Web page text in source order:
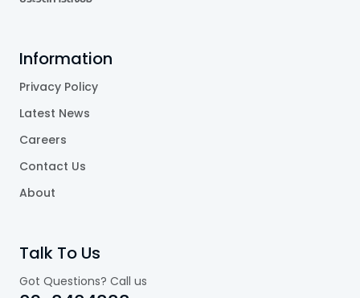
Information
Privacy Policy
Latest News
Careers
Contact Us
About
Talk To Us
Got Questions? Call us